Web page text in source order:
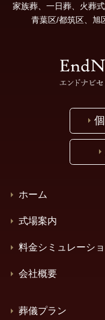
家族葬、一日葬、火葬
青葉区/都筑区、旭
ホーム
式場案内
料金シミュレーシ
会社概要
葬儀プラン